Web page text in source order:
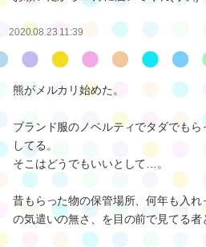
2020.08.23 11:39
熊がメルカリ始めた。
ブランド服のノベルティでタダでも
してる。
そこはどうでもいいとして…。
昔もらった物の保管場所、何年も入れ
の気遣いの無さ、を目の前で見てる者